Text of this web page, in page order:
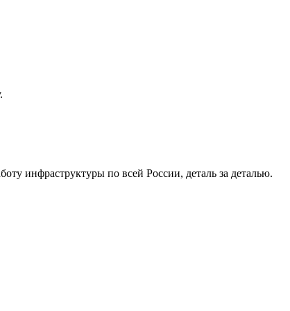
инфраструктуры по всей России, деталь за деталью.